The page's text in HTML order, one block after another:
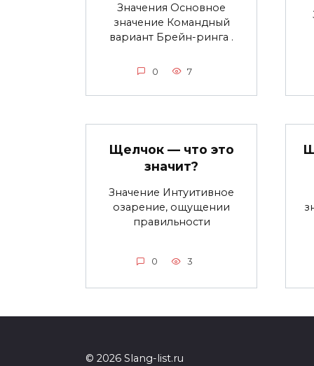
Значения Основное
значение Командный
вариант Брейн-ринга .
0 7
Щелчок — что это
значит?
Значение Интуитивное
озарение, ощущении
правильности
0 3
© 2026 Slang-list.ru